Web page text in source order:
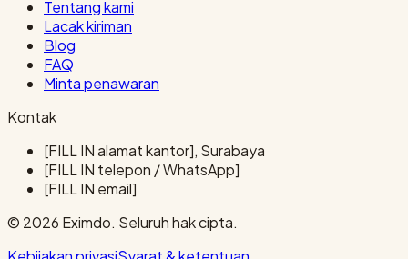
Tentang kami
Lacak kiriman
Blog
FAQ
Minta penawaran
Kontak
[FILL IN alamat kantor], Surabaya
[FILL IN telepon / WhatsApp]
[FILL IN email]
© 2026 Eximdo. Seluruh hak cipta.